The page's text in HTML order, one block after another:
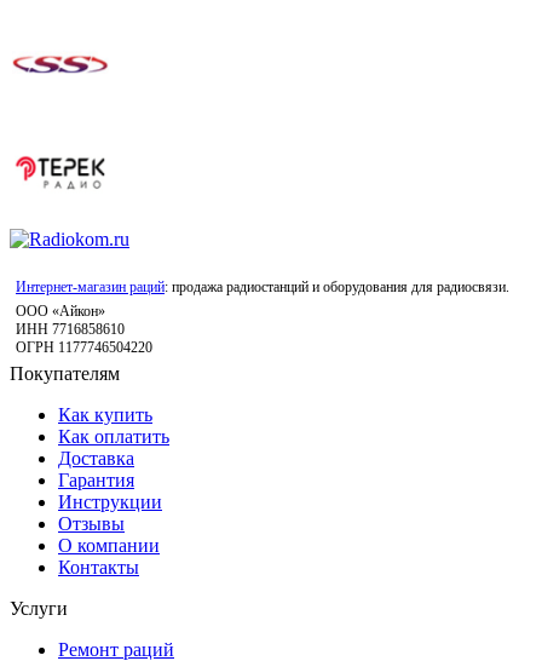
Интернет-магазин раций: продажа радиостанций и оборудования для радиосвязи.
ООО «Айкон»
ИНН 7716858610
ОГРН 1177746504220
Покупателям
Как купить
Как оплатить
Доставка
Гарантия
Инструкции
Отзывы
О компании
Контакты
Услуги
Ремонт раций